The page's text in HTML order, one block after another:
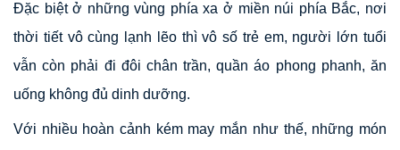
Đặc biệt ở những vùng phía xa ở miền núi phía Bắc, nơi
thời tiết vô cùng lạnh lẽo thì vô số trẻ em, người lớn tuổi
vẫn còn phải đi đôi chân trần, quần áo phong phanh, ăn
uống không đủ dinh dưỡng.
Với nhiều hoàn cảnh kém may mắn như thế, những món